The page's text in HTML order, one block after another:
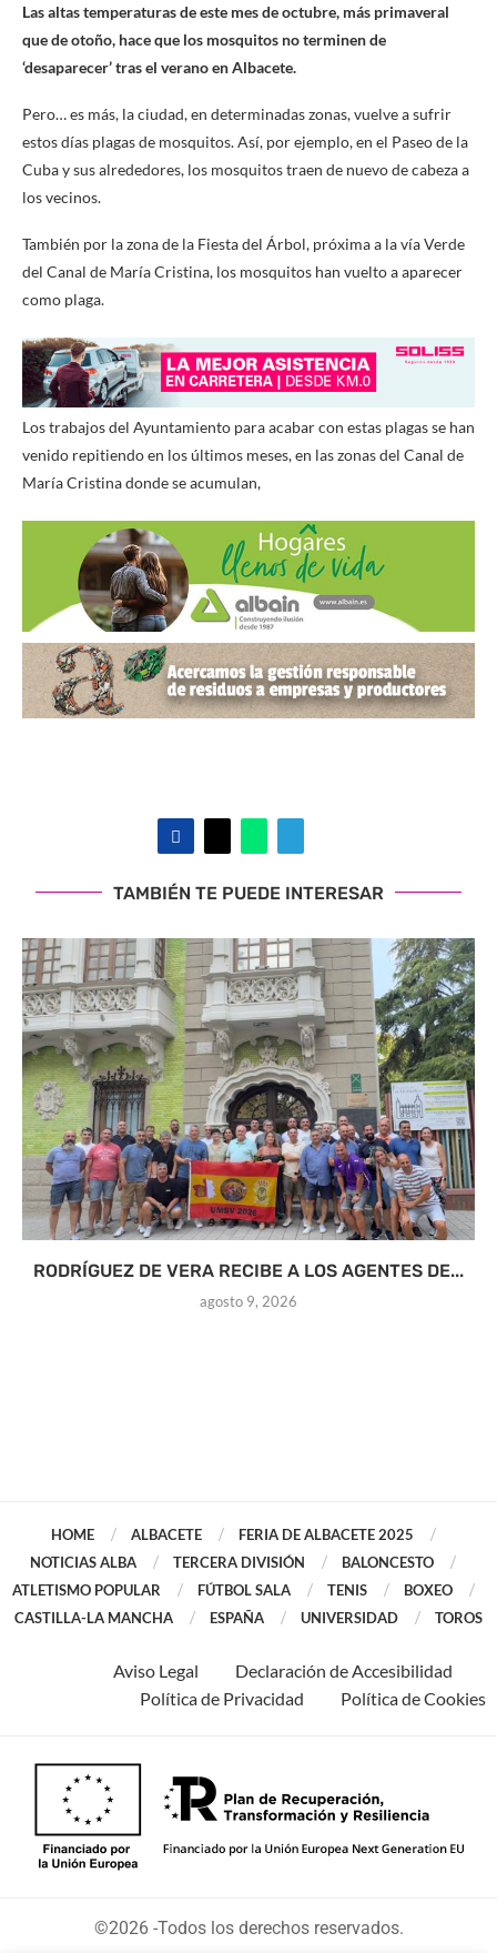
Las altas temperaturas de este mes de octubre, más primaveral
que de otoño, hace que los mosquitos no terminen de
‘desaparecer’ tras el verano en Albacete.
Pero… es más, la ciudad, en determinadas zonas, vuelve a sufrir
estos días plagas de mosquitos. Así, por ejemplo, en el Paseo de la
Cuba y sus alrededores, los mosquitos traen de nuevo de cabeza a
los vecinos.
También por la zona de la Fiesta del Árbol, próxima a la vía Verde
del Canal de María Cristina, los mosquitos han vuelto a aparecer
como plaga.
Los trabajos del Ayuntamiento para acabar con estas plagas se han
venido repitiendo en los últimos meses, en las zonas del Canal de
María Cristina donde se acumulan,
TAMBIÉN TE PUEDE INTERESAR
RODRÍGUEZ DE VERA RECIBE A LOS AGENTES DE...
agosto 9, 2026
HOME ALBACETE
FERIA DE ALBACETE 2025
NOTICIAS ALBA
TERCERA DIVISIÓN
BALONCESTO
ATLETISMO POPULAR
FÚTBOL SALA TENIS
BOXEO
CASTILLA-LA MANCHA
ESPAÑA UNIVERSIDAD TOROS
Aviso Legal
Declaración de Accesibilidad
Política de Privacidad
Política de Cookies
©2026 -Todos los derechos reservados.